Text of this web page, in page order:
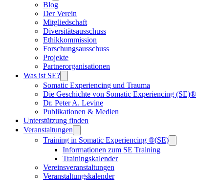
Blog
Der Verein
Mitgliedschaft
Diversitätsausschuss
Ethikkommission
Forschungsausschuss
Projekte
Partnerorganisationen
Was ist SE?
Somatic Experiencing und Trauma
Die Geschichte von Somatic Experiencing (SE)®
Dr. Peter A. Levine
Publikationen & Medien
Unterstützung finden
Veranstaltungen
Training in Somatic Experiencing ®(SE)
Informationen zum SE Training
Trainingskalender
Vereinsveranstaltungen
Veranstaltungskalender